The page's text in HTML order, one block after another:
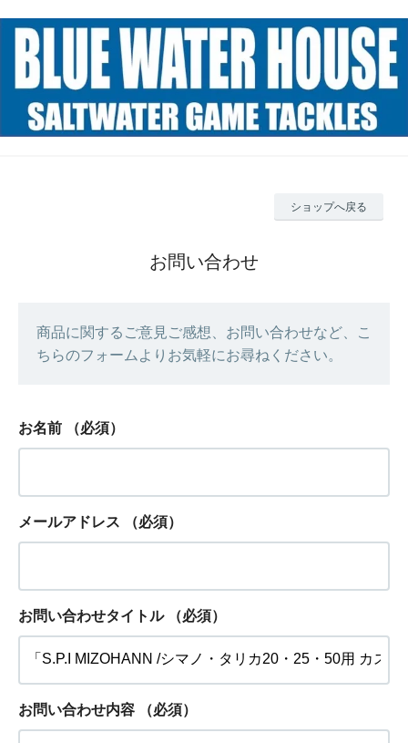
ショップへ戻る
お問い合わせ
商品に関するご意見ご感想、お問い合わせなど、こ
ちらのフォームよりお気軽にお尋ねください。
お名前 （必須）
メールアドレス （必須）
お問い合わせタイトル （必須）
お問い合わせ内容 （必須）